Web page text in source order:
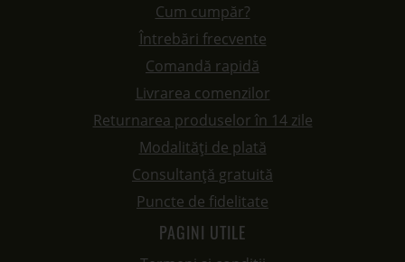
Puncte de fidelitate
PAGINI UTILE
Termeni și condiții
Politica de utilizare cookie-uri
Protecție Date
Panou de control GDPR
Setari preferinte cookie